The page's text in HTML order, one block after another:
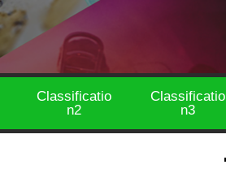
Classificatio
n2
Classificatio
n3